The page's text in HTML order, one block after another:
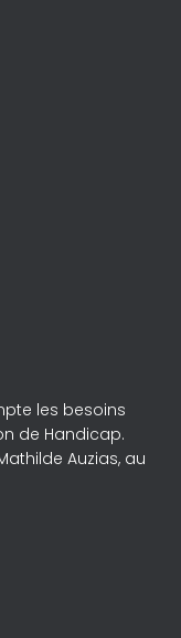
les besoins
de Handicap.
Auzias, au